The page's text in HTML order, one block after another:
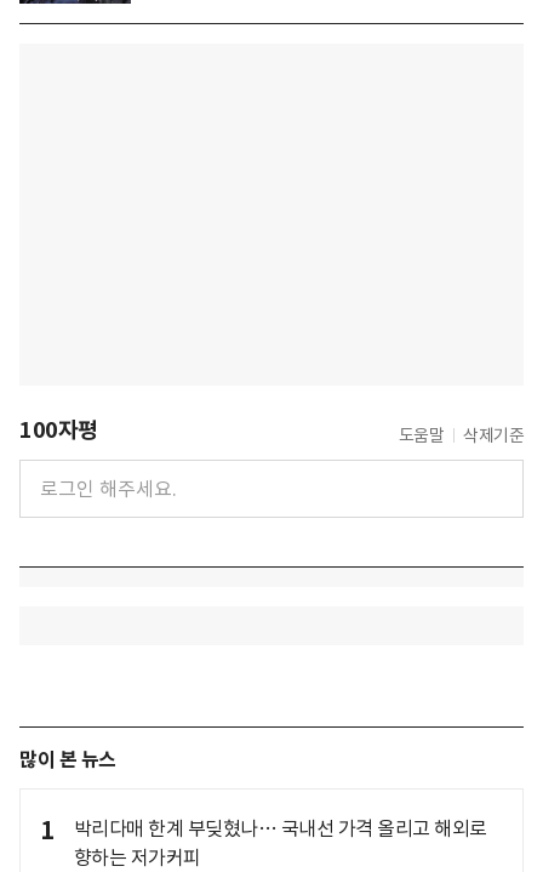
100자평 도움말 삭제기준
많이 본 뉴스
1
박리다매 한계 부딪혔나… 국내선 가격 올리고 해외로
향하는 저가커피